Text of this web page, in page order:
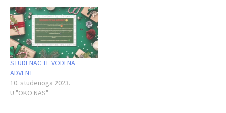
STUDENAC TE VODI NA
ADVENT
10. studenoga 2023.
U "OKO NAS"